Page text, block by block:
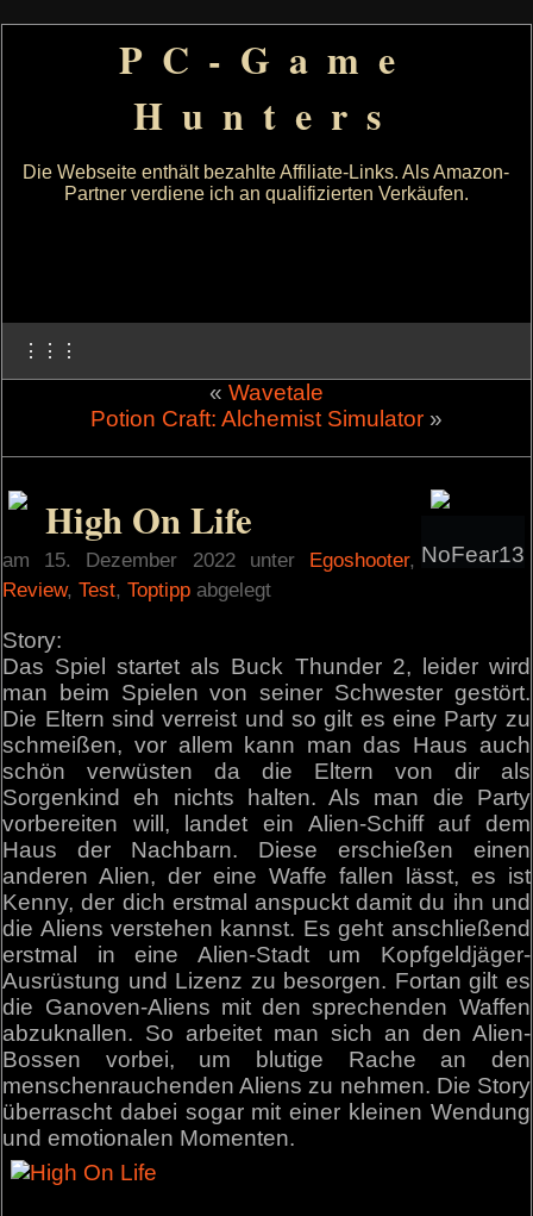
PC-Game
Hunters
Die Webseite enthält bezahlte Affiliate-Links. Als Amazon-
Partner verdiene ich an qualifizierten Verkäufen.
⋮⋮⋮
« Wavetale
Potion Craft: Alchemist Simulator»
NoFear13
High On Life
am 15. Dezember 2022 unter Egoshooter,
Review,Test,Toptipp abgelegt
Story:
Das Spiel startet als Buck Thunder 2, leider wird
man beim Spielen von seiner Schwester gestört.
Die Eltern sind verreist und so gilt es eine Party zu
schmeißen, vor allem kann man das Haus auch
schön verwüsten da die Eltern von dir als
Sorgenkind eh nichts halten. Als man die Party
vorbereiten will, landet ein Alien-Schiff auf dem
Haus der Nachbarn. Diese erschießen einen
anderen Alien, der eine Waffe fallen lässt, es ist
Kenny, der dich erstmal anspuckt damit du ihn und
die Aliens verstehen kannst. Es geht anschließend
erstmal in eine Alien-Stadt um Kopfgeldjäger-
Ausrüstung und Lizenz zu besorgen. Fortan gilt es
die Ganoven-Aliens mit den sprechenden Waffen
abzuknallen. So arbeitet man sich an den Alien-
Bossen vorbei, um blutige Rache an den
menschenrauchenden Aliens zu nehmen. Die Story
überrascht dabei sogar mit einer kleinen Wendung
und emotionalen Momenten.